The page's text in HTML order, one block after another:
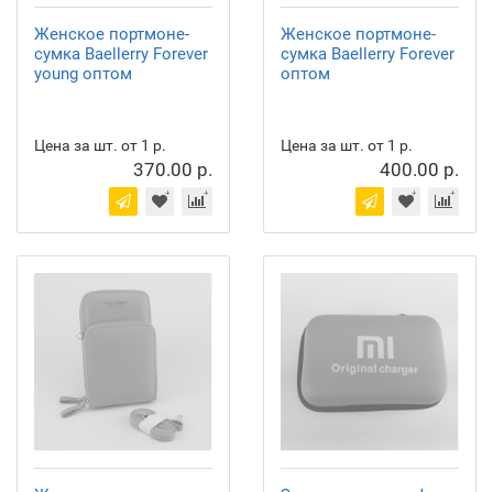
Женское портмоне-
сумка Baellerry Forever
young оптом
Цена за шт. от 1 р.
370.00 р.
Женское портмоне-
сумка Baellerry Forever
оптом
Цена за шт. от 1 р.
400.00 р.